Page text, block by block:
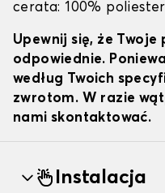
cerata: 100% poliester
Upewnij się, że
odpowiednie.
według Twoich
zwrotom. W razie
nami skontaktować.
Instalacja